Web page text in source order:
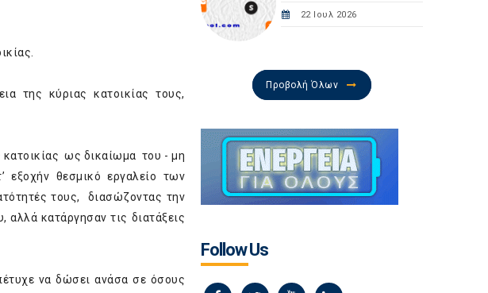
της κύριας κατοικίας τους,
ως δικαίωμα του - μη
θεσμικό εργαλείο των
τους, διασώζοντας την
αλλά κατάργησαν τις διατάξεις
να δώσει ανάσα σε όσους
22 Ιουλ 2026
Προβολή Όλων
Follow Us